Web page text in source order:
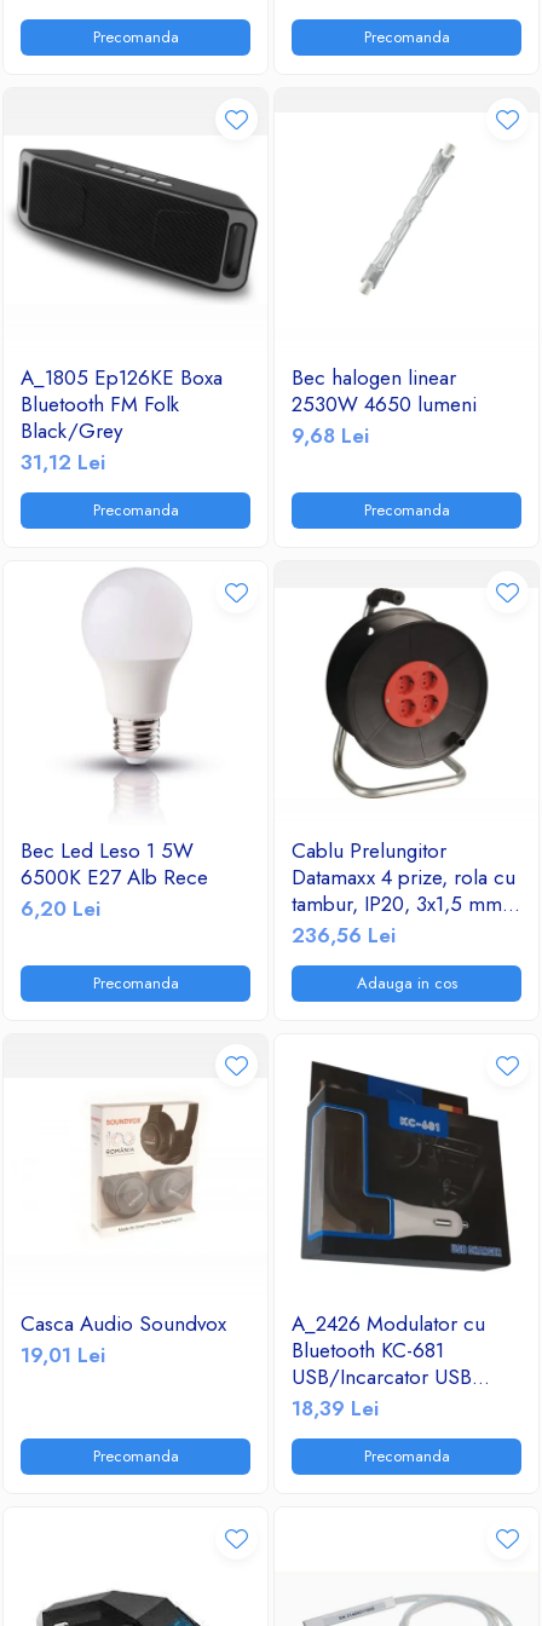
VentilatoarePrecomanda Precomanda
A_1805 Ep126KE Boxa
Bluetooth FM Folk
Black/Grey
31,12 Lei
Precomanda
Bec halogen linear
2530W 4650 lumeni
9,68 Lei
Precomanda
Bec Led Leso 1 5W
6500K E27 Alb Rece
6,20 Lei
Precomanda
Cablu Prelungitor
Datamaxx 4 prize, rola cu
tambur, IP20, 3x1,5 mmp,
3500W, 50 metri, maner
rosu/negru
236,56 Lei
Adauga in cos
Casca Audio Soundvox
19,01 Lei
Precomanda
A_2426 Modulator cu
Bluetooth KC-681
USB/Incarcator USB
2.1A/TF/FM Radio
18,39 Lei
Precomanda